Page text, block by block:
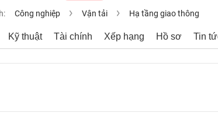
Công nghiệp Vận tải Hạ tầng giao thông
Kỹ thuật Tài chính Xếp hạng Hồ sơ Tin